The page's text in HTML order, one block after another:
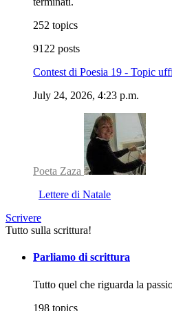
252 topics
9122 posts
Contest di Poesia 19 - Topic
July 24, 2026, 4:23 p.m.
Poeta Zaza
Lettere di Natale
Scrivere
Tutto sulla scrittura!
Parliamo di scrittura
Tutto quel che riguarda la
198 topics